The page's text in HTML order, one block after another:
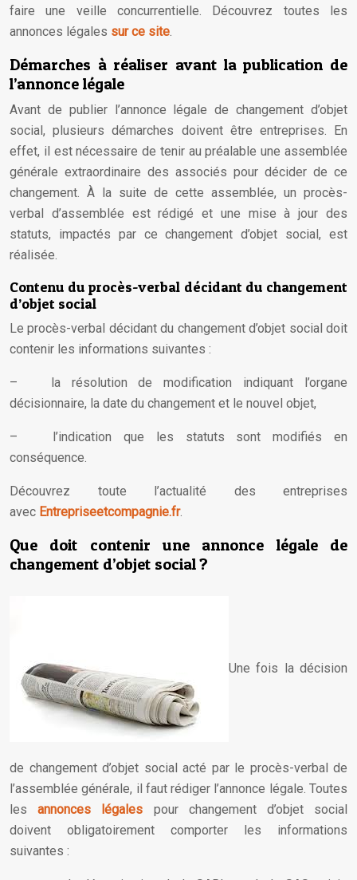
faire une veille concurrentielle. Découvrez toutes les
annonces légales sur ce site.
Démarches à réaliser avant la publication de
l’annonce légale
Avant de publier l’annonce légale de changement d’objet
social, plusieurs démarches doivent être entreprises. En
effet, il est nécessaire de tenir au préalable une assemblée
générale extraordinaire des associés pour décider de ce
changement. À la suite de cette assemblée, un procès-
verbal d’assemblée est rédigé et une mise à jour des
statuts, impactés par ce changement d’objet social, est
réalisée.
Contenu du procès-verbal décidant du changement
d’objet social
Le procès-verbal décidant du changement d’objet social doit
contenir les informations suivantes :
– la résolution de modification indiquant l’organe
décisionnaire, la date du changement et le nouvel objet,
– l’indication que les statuts sont modifiés en
conséquence.
Découvrez toute l’actualité des entreprises
avec Entrepriseetcompagnie.fr.
Que doit contenir une annonce légale de
changement d’objet social ?
Une fois la décision
de changement d’objet social acté par le procès-verbal de
l’assemblée générale, il faut rédiger l’annonce légale. Toutes
lesannonces légales pour changement d’objet social
doivent obligatoirement comporter les informations
suivantes :